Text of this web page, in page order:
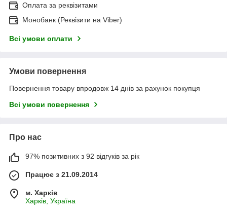
Оплата за реквізитами
Монобанк (Реквізити на Viber)
Всі умови оплати
Умови повернення
Повернення товару впродовж 14 днів за рахунок покупця
Всі умови повернення
Про нас
97% позитивних з 92 відгуків за рік
Працює з 21.09.2014
м. Харків
Харків, Україна